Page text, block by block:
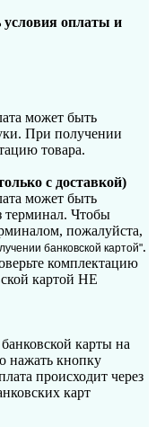
оплаты и
может быть
При получении
товара.
с доставкой)
может быть
терминал. Чтобы
пожалуйста,
банковской картой".
комплектацию
картой НЕ
карты на
нажать кнопку
происходит через
карт